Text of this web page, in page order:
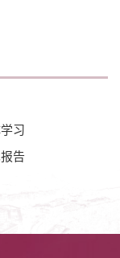
习
告